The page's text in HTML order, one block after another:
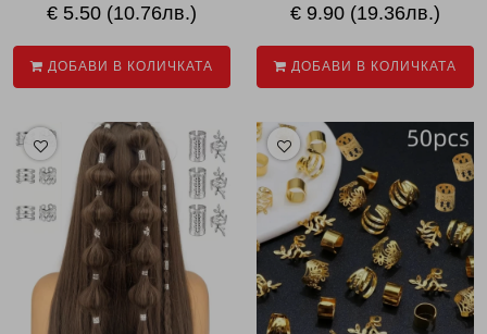
€ 5.50 (10.76лв.)
ДОБАВИ В КОЛИЧКАТА
€ 9.90 (19.36лв.)
ДОБАВИ В КОЛИЧКАТА